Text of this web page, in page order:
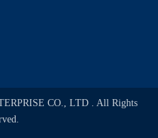
CO., LTD . All Rights